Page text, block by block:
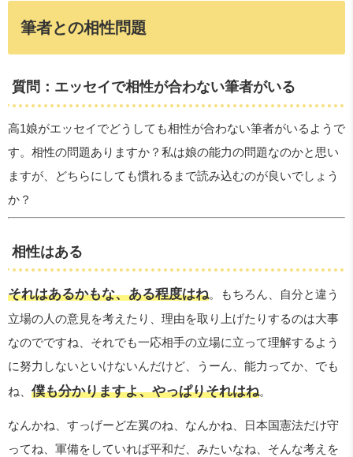
筆者との相性問題
質問：エッセイで相性が合わない筆者がいる
高1娘がエッセイでどうしても相性が合わない筆者がいるようで
す。相性の問題ありますか？私は娘の能力の問題なのかと思い
ますが、どちらにしても慣れるまで読み込むのが良いでしょう
か？
相性はある
それはあるかもな、ある程度はね。もちろん、自分と違う
立場の人の意見を考えたり、理由を取り上げたりするのは大事
なのでですね、それでも一応相手の立場に立って理解するよう
に努力しないといけないんだけど、うーん、能力ってか、でも
ね、 僕も分かりますよ、やっぱりそれはね。
なんかね、すっげーど左翼のね、なんかね、日本国憲法だけ守
ってね、軍備をしていれば平和だ、みたいなね、そんな考えを